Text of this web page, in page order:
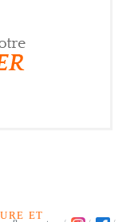
ET